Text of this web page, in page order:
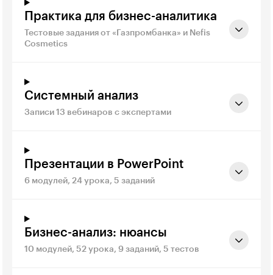
Практика для бизнес-аналитика
Тестовые задания от «Газпромбанка» и Nefis
Cosmetics
Системный анализ
Записи 13 вебинаров с экспертами
Презентации в PowerPoint
6 модулей, 24 урока, 5 заданий
Бизнес-анализ: нюансы
10 модулей, 52 урока, 9 заданий, 5 тестов